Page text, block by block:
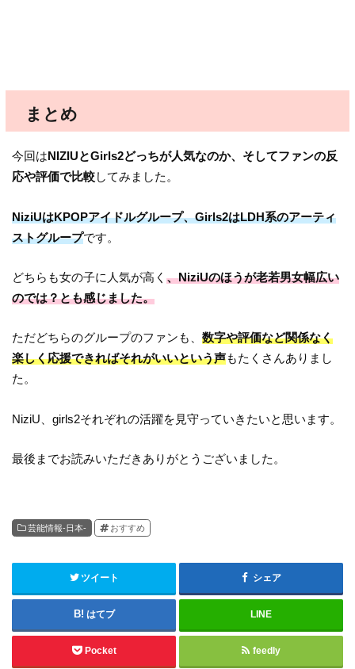
まとめ
今回はNIZIUとGirls2どっちが人気なのか、そしてファンの反
応や評価で比較してみました。
NiziUはKPOPアイドルグループ、Girls2はLDH系のアーティ
ストグループです。
どちらも女の子に人気が高く、NiziUのほうが老若男女幅広い
のでは？とも感じました。
ただどちらのグループのファンも、数字や評価など関係なく
楽しく応援できればそれがいいという声もたくさんありまし
た。
NiziU、girls2それぞれの活躍を見守っていきたいと思います。
最後までお読みいただきありがとうございました。
芸能情報-日本- おすすめ
ツイート シェア
はてブ LINE
Pocket feedly